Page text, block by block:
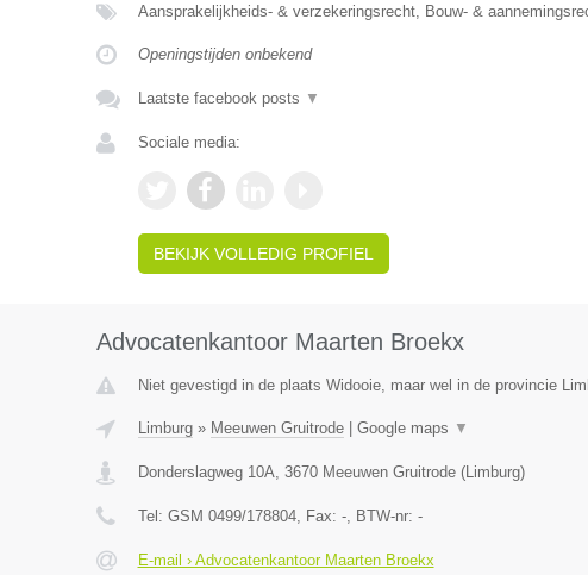
Aansprakelijkheids- & verzekeringsrecht, Bouw- &
Openingstijden onbekend
Laatste facebook posts ▼
Sociale media:
BEKIJK VOLLEDIG PROFIEL
Advocatenkantoor Maarten Broekx
Niet gevestigd in de plaats Widooie, maar wel in de provincie
Limburg» Meeuwen Gruitrode| Google maps ▼
Donderslagweg 10A, 3670 Meeuwen Gruitrode(Limburg)
Tel: GSM 0499/178804, Fax: -, BTW-nr: -
E-mail › Advocatenkantoor Maarten Broekx